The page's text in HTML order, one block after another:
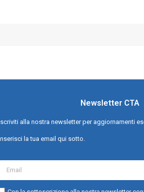
Newsletter CTA
alla nostra newsletter per aggiornamenti
la tua email qui sotto.